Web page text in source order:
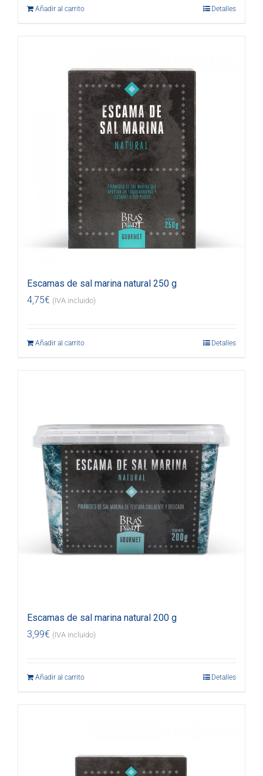
Añadir al carrito Detalles
Escamas de sal marina natural 250 g
4,75€ (IVA incluido)
Añadir al carrito Detalles
Escamas de sal marina natural 200 g
3,99€ (IVA incluido)
Añadir al carrito Detalles